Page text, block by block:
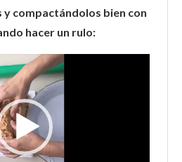
compactándolos bien con
hacer un rulo: